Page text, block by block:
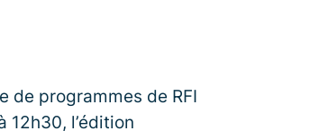
de programmes de RFI
12h30, l’édition